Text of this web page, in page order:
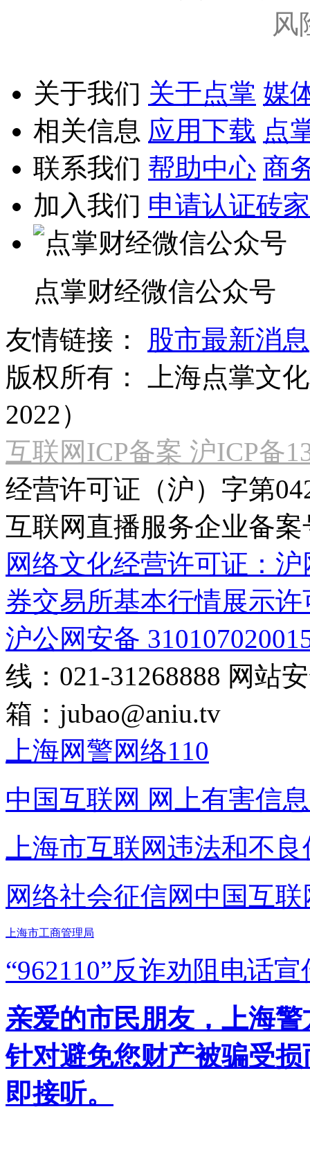
风
关于我们 关于点掌 媒
相关信息 应用下载 点
联系我们 帮助中心 商
加入我们 申请认证砖家
点掌财经微信公众号
友情链接：
股市最新消息
版权所有：
上海点掌文
2022）
互联网ICP备案 沪ICP备
经营许可证（沪）字第
互联网直播服务企业备案
网络文化经营许可证：
券交易所基本行情展示许
沪公网安备
线：021-31268888 网站
箱： jubao@aniu.tv
上海网警网络110
中国互联网 网上有害信
上海市互联网违法和不
网络社会征信网 中国互
上海市工商管理局
“962110”反诈劝阻电话宣
亲爱的市民朋友，上海
针对避免您财产被骗受
即接听。